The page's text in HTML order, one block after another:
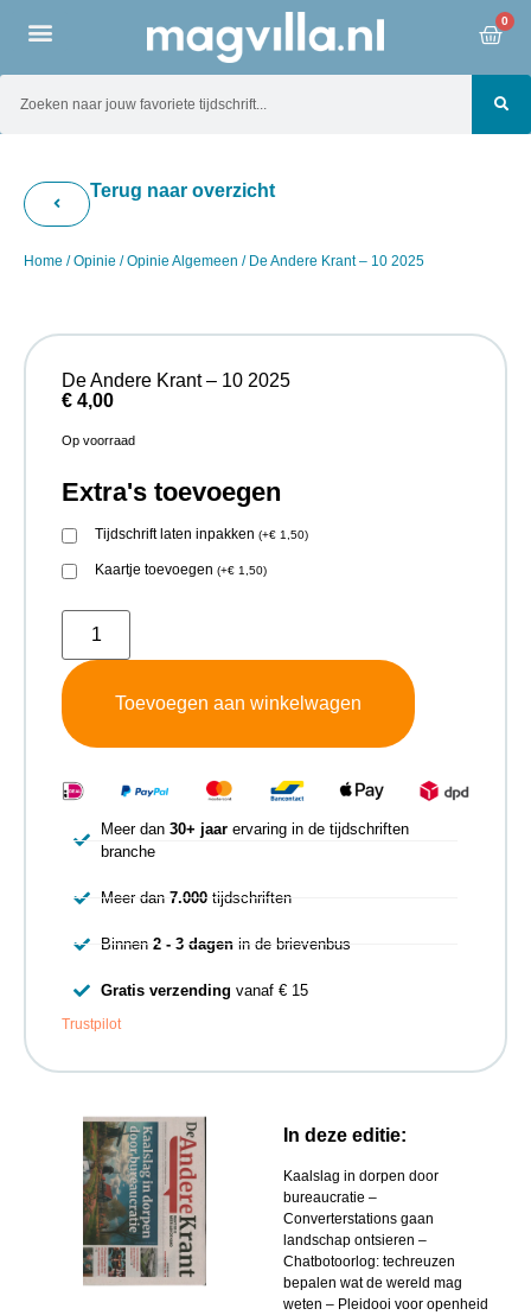
0
Terug naar overzicht
Home /Opinie /Opinie Algemeen / De Andere Krant – 10 2025
In deze editie:
Kaalslag in dorpen door
bureaucratie –
Converterstations gaan
landschap ontsieren –
Chatbotoorlog: techreuzen
bepalen wat de wereld mag
weten – Pleidooi voor openheid
De Andere Krant – 10 2025
€ 4,00
Op voorraad
Extra's toevoegen
Tijdschrift laten inpakken (+€ 1,50)
Kaartje toevoegen (+€ 1,50)
Toevoegen aan winkelwagen
Meer dan 30+ jaarervaring in de tijdschriften
branche
Meer dan 7.000tijdschriften
Binnen 2 - 3 dagenin de brievenbus
Gratis verzending vanaf € 15
Trustpilot